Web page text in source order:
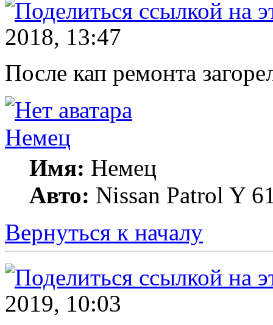
2018, 13:47
После кап ремонта
Немец
Имя: Немец
Авто: Nissan Patrol Y
Вернуться к началу
2019, 10:03